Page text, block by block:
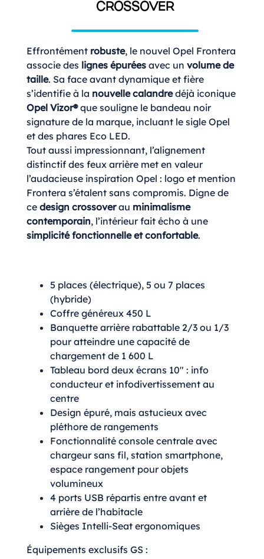
CROSSOVER
Effrontément robuste, le nouvel Opel Frontera
associe des lignes épurées avec un volume de
taille. Sa face avant dynamique et fière
s’identifie à la nouvelle calandredéjà iconique
Opel Vizor®que souligne le bandeau noir
signature de la marque, incluant le sigle Opel
et des phares Eco LED.
Tout aussi impressionnant, l’alignement
distinctif des feux arrière met en valeur
l’audacieuse inspiration Opel : logo et mention
Frontera s’étalent sans compromis. Digne de
ce design crossoverau minimalisme
contemporain, l’intérieur fait écho à une
simplicité fonctionnelle et confortable.
5 places (électrique), 5 ou 7 places
(hybride)
Coffre généreux 450 L
Banquette arrière rabattable 2/3 ou 1/3
pour atteindre une capacité de
chargement de 1 600 L
Tableau bord deux écrans 10″ : info
conducteur et infodivertissement au
centre
Design épuré, mais astucieux avec
pléthore de rangements
Fonctionnalité console centrale avec
chargeur sans fil, station smartphone,
espace rangement pour objets
volumineux
4 ports USB répartis entre avant et
arrière de l’habitacle
Sièges Intelli-Seat ergonomiques
Équipements exclusifs GS :